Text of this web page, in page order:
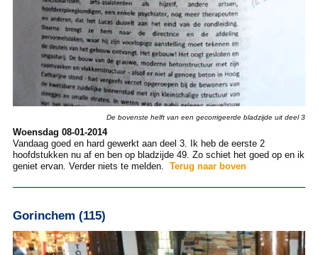
De bovenste helft van een gecorrigeerde bladzijde uit deel 3
Woensdag 08-01-2014
Vandaag goed en hard gewerkt aan deel 3. Ik heb de eerste 2
hoofdstukken nu af en ben op bladzijde 49. Zo schiet het goed op en ik
geniet ervan. Verder niets te melden. Terug naar boven
Gorinchem (115)